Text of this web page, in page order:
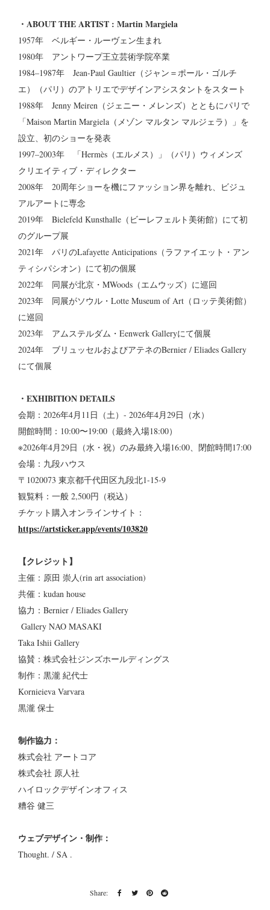
・ABOUT THE ARTIST : Martin Margiela
1957年 ベルギー・ルーヴェン生まれ
1980年 アントワープ王立芸術学院卒業
1984–1987年 Jean-Paul Gaultier（ジャン＝ポール・ゴルチ
エ）（パリ）のアトリエでデザインアシスタントをスタート
1988年 Jenny Meiren（ジェニー・メレンズ）とともにパリで
「Maison Martin Margiela（メゾン マルタン マルジェラ）」を
設立、初のショーを発表
1997–2003年 「Hermès（エルメス）」（パリ）ウィメンズ
クリエイティブ・ディレクター
2008年 20周年ショーを機にファッション界を離れ、ビジュ
アルアートに専念
2019年 Bielefeld Kunsthalle（ビーレフェルト美術館）にて初
のグループ展
2021年 パリのLafayette Anticipations（ラファイエット・アン
ティシパシオン）にて初の個展
2022年 同展が北京・MWoods（エムウッズ）に巡回
2023年 同展がソウル・Lotte Museum of Art（ロッテ美術館）
に巡回
2023年 アムステルダム・Eenwerk Galleryにて個展
2024年 ブリュッセルおよびアテネのBernier / Eliades Gallery
にて個展
・EXHIBITION DETAILS
会期：2026年4月11日（土）- 2026年4月29日（水）
開館時間：10:00〜19:00（最終入場18:00）
※2026年4月29日（水・祝）のみ最終入場16:00、閉館時間17:00
会場：九段ハウス
〒1020073 東京都千代田区九段北1-15-9
観覧料：一般 2,500円（税込）
チケット購入オンラインサイト：
https://artsticker.app/events/103820
【クレジット】
主催：原田 崇人(rin art association)
共催：kudan house
協力：Bernier / Eliades Gallery
Gallery NAO MASAKI
Taka Ishii Gallery
協賛：株式会社ジンズホールディングス
制作：黒瀧 紀代士
Kornieieva Varvara
黒瀧 保士
制作協力：
株式会社 アートコア
株式会社 原人社
ハイロックデザインオフィス
糟谷 健三
ウェブデザイン・制作：
Thought. / SA .